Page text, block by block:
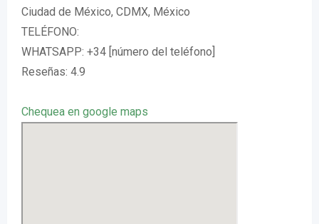
Ciudad de México, CDMX, México
TELÉFONO:
WHATSAPP: +34 [número del teléfono]
Reseñas: 4.9
Chequea en google maps